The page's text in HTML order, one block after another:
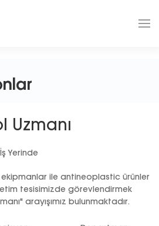
Uzmanı
Yerinde
ile antineoplastic ürünler
tesisimizde görevlendirmek
arayışımız bulunmaktadır.